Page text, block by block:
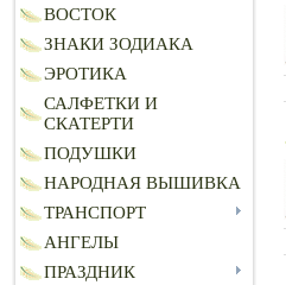
ВОСТОК
ЗНАКИ ЗОДИАКА
ЭРОТИКА
САЛФЕТКИ И
СКАТЕРТИ
ПОДУШКИ
НАРОДНАЯ ВЫШИВКА
ТРАНСПОРТ
АНГЕЛЫ
ПРАЗДНИК